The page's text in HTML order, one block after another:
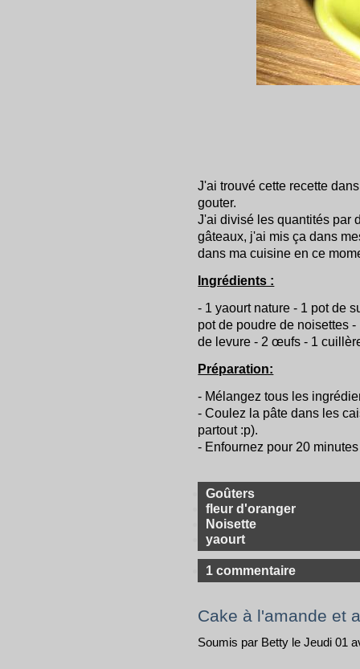
J'ai trouvé cette recette
gouter.
J'ai divisé les quantités par
gâteaux, j'ai mis ça dans
dans ma cuisine en ce
Ingrédients :
- 1 yaourt nature - 1 pot de
pot de poudre de noisettes
de levure - 2 œufs - 1
Préparation:
- Mélangez tous les
- Coulez la pâte dans les
partout :p).
- Enfournez pour 20 minutes
Goûters
fleur d'oranger
Noisette
yaourt
1 commentaire
Cake à l'amande et
Soumis par Betty le Jeudi 01